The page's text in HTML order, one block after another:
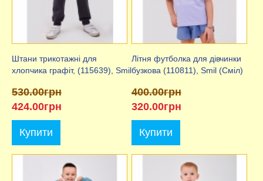
Штани трикотажні для
хлопчика графіт, (115639), Smil
530.00грн
424.00грн
Купити
Літня футболка для дівчинки
бузкова (110811), Smil (Сміл)
400.00грн
320.00грн
Купити